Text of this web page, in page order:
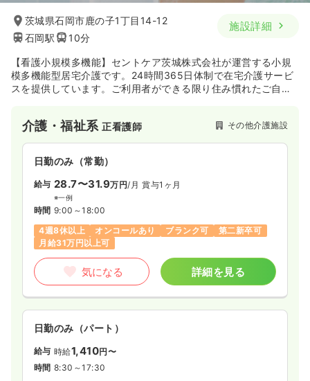
茨城県石岡市鹿の子1丁目14-12
石岡駅
10分
施設詳細
【看護小規模多機能】セントケア茨城株式会社が運営する小規
模多機能型居宅介護です。24時間365日体制で在宅介護サービ
スを提供しています。ご利用者ができる限り住み慣れたご自宅
介護・福祉系正看護師 その他介護施設
日勤のみ（常勤）
給与 28.7〜31.9万円/月 賞与1ヶ月
※一例
時間 9:00～18:00
4週8休以上
オンコールあり ブランク可
第二新卒可
月給31万円以上可
気になる 詳細を見る
日勤のみ（パート）
給与 時給1,410円〜
時間 8:30～17:30